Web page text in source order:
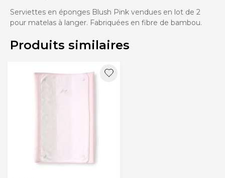
Serviettes en éponges Blush Pink vendues en lot de 2
pour matelas à langer. Fabriquées en fibre de bambou.
Produits similaires